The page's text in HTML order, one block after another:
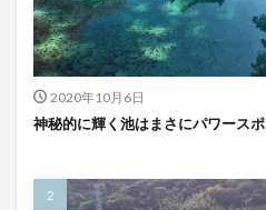
2020年10月6日
神秘的に輝く池はまさにパワース